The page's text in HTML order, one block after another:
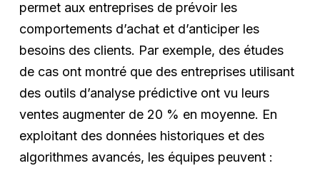
permet aux entreprises de prévoir les
comportements d’achat et d’anticiper les
besoins des clients. Par exemple, des études
de cas ont montré que des entreprises utilisant
des outils d’analyse prédictive ont vu leurs
ventes augmenter de 20 % en moyenne. En
exploitant des données historiques et des
algorithmes avancés, les équipes peuvent :